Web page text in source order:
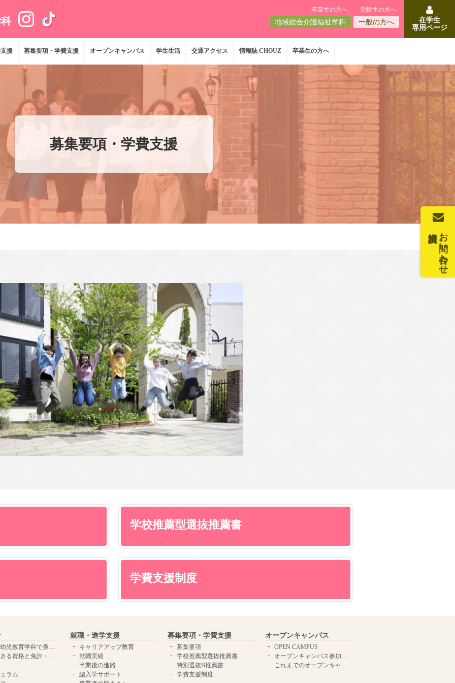
卒業生の方へ 受験生の方へ
地域総合介護福祉学科 一般の方へ
在学生
専用ページ
援 募集要項・学費支援 オープンキャンパス 学生生活 交通アクセス 情報誌 CHOUZ 卒業生の方へ
募集要項・学費支援
お問い合わせ
学校推薦型選抜推薦書
学費支援制度
教育学科で身につく力
る資格と免許・学位
ラム
就職・進学支援
キャリアアップ教育
就職実績
卒業後の進路
編入学サポート
募集要項・学費支援
募集要項
学校推薦型選抜推薦書
特別選抜B推薦書
学費支援制度
オープンキャンパス
OPEN CAMPUS
オープンキャンパス参加申し込みはこちらから
これまでのオープンキャンパスはこちら